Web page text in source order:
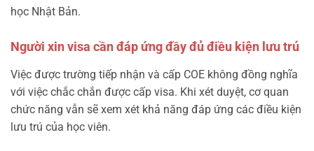
học Nhật Bản.
Người xin visa cần đáp ứng đầy đủ điều kiện lưu trú
Việc được trường tiếp nhận và cấp COE không đồng nghĩa
với việc chắc chắn được cấp visa. Khi xét duyệt, cơ quan
chức năng vẫn sẽ xem xét khả năng đáp ứng các điều kiện
lưu trú của học viên.